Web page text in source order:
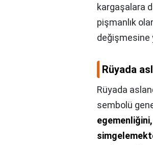
kargaşalara
pişmanlık
değişmesine
Rüyada
Rüyada
sembolü